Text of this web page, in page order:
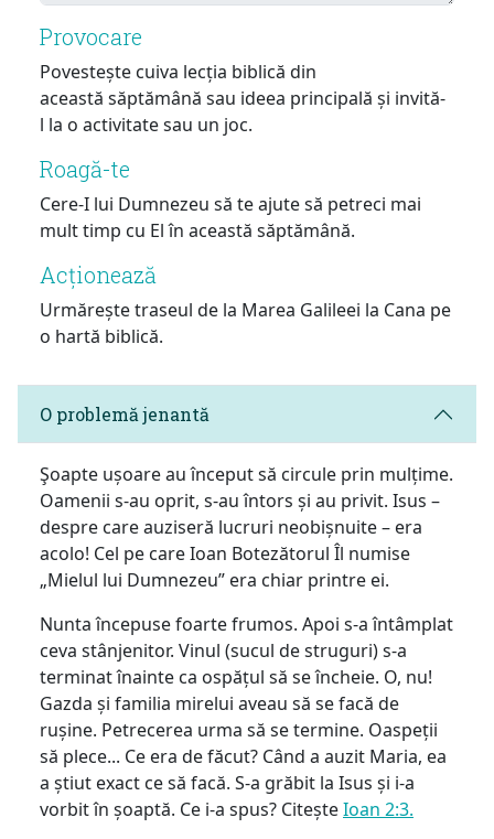
Provocare
Povestește cuiva lecția biblică din
această săptămână sau ideea principală și invită-
l la o activitate sau un joc.
Roagă-te
Cere-I lui Dumnezeu să te ajute să petreci mai
mult timp cu El în această săptămână.
Acționează
Urmărește traseul de la Marea Galileei la Cana pe
o hartă biblică.
O problemă jenantă
Şoapte ușoare au început să circule prin mulțime.
Oamenii s-au oprit, s-au întors și au privit. Isus –
despre care auziseră lucruri neobișnuite – era
acolo! Cel pe care Ioan Botezătorul Îl numise
„Mielul lui Dumnezeu” era chiar printre ei.
Nunta începuse foarte frumos. Apoi s-a întâmplat
ceva stânjenitor. Vinul (sucul de struguri) s-a
terminat înainte ca ospățul să se încheie. O, nu!
Gazda și familia mirelui aveau să se facă de
rușine. Petrecerea urma să se termine. Oaspeții
să plece... Ce era de făcut? Când a auzit Maria, ea
a știut exact ce să facă. S-a grăbit la Isus și i-a
vorbit în șoaptă. Ce i-a spus? CiteșteIoan 2:3.